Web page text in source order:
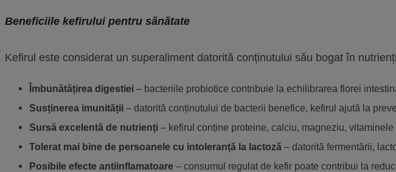
Beneficiile kefirului pentru sănătate
Kefirul este considerat un superaliment datorită conținutului său bogat în
Îmbunătățirea digestiei – bacteriile probiotice contribuie la echilibrarea florei
Susținerea imunității – datorită conținutului de bacterii benefice, kefirul ajută la
Sursă excelentă de nutrienți – kefirul conține proteine, calciu, magneziu,
Tolerat mai bine de persoanele cu intoleranță la lactoză – datorită fermentării,
Posibile efecte antiinflamatoare – consumul regulat de kefir poate contribui la